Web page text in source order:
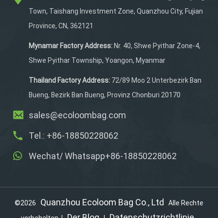
Tasche selbst sorgen
dafür, dass Sie auch bei
Lichtverhältnissen
sichtbar bleiben, während
einen stabilen Sitz sorgt.
Town, Taishang Investment Zone, Quanzhou City, Fujian
Province, CN, 362121
Mynamar Factory Address:Nr. 40, Shwe Pyithar Zone-4,
Shwe Pyithar Township, Yoangon, Myanmar
Thailand Factory Address:72/89 Moo 2 Unterbezirk Ban
Bueng, Bezirk Ban Bueng, Provinz Chonburi 20170
sales@ecoloombag.com
Tel.: +86-18850228062
Wechat/ Whatsapp+86-18850228062
©2026 Quanzhou Ecoloom Bag Co., Ltd
Alle Rechte